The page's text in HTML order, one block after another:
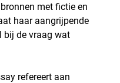
met fictie en
haar aangrijpende
bij de vraag wat
refereert aan